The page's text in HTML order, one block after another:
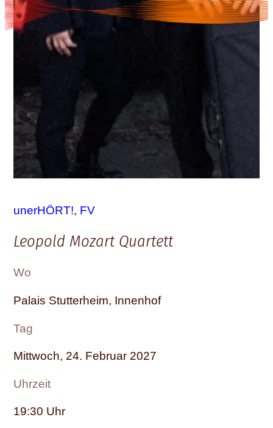
unerHÖRT!, FV
Leopold Mozart Quartett
Wo
Palais Stutterheim, Innenhof
Tag
Mittwoch, 24. Februar 2027
Uhrzeit
19:30